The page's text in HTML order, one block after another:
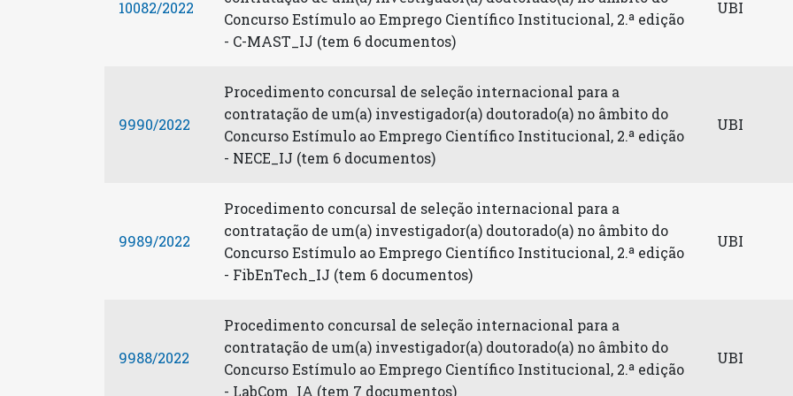
10082/2022
Concurso Estímulo ao Emprego Científico Institucional, 2.ª edição
- C-MAST_IJ (tem 6 documentos)
UBI
9990/2022
Procedimento concursal de seleção internacional para a
contratação de um(a) investigador(a) doutorado(a) no âmbito do
Concurso Estímulo ao Emprego Científico Institucional, 2.ª edição
- NECE_IJ (tem 6 documentos)
UBI
9989/2022
Procedimento concursal de seleção internacional para a
contratação de um(a) investigador(a) doutorado(a) no âmbito do
Concurso Estímulo ao Emprego Científico Institucional, 2.ª edição
- FibEnTech_IJ (tem 6 documentos)
UBI
9988/2022
Procedimento concursal de seleção internacional para a
contratação de um(a) investigador(a) doutorado(a) no âmbito do
Concurso Estímulo ao Emprego Científico Institucional, 2.ª edição
- LabCom_IA (tem 7 documentos)
UBI